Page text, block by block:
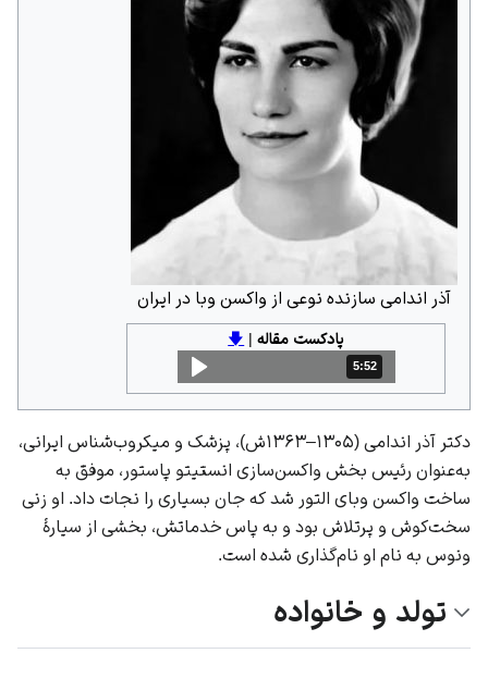
آذر اندامی سازنده نوعی از واکسن وبا در ایران
پادکست مقاله|
🡇
مدت: 5 دقیقه و 52 ثانیه
5:52
دکتر آذر اندامی (۱۳۰۵–۱۳۶۳ش)، پزشک و میکروب‌شناس ایرانی،
به‌عنوان رئیس بخش واکسن‌سازی انستیتو پاستور، موفق به
ساخت واکسن وبای التور شد که جان بسیاری را نجات داد. او زنی
سخت‌کوش و پرتلاش بود و به پاس خدماتش، بخشی از سیارهٔ
ونوس به نام او نام‌گذاری شده است.
تولد و خانواده